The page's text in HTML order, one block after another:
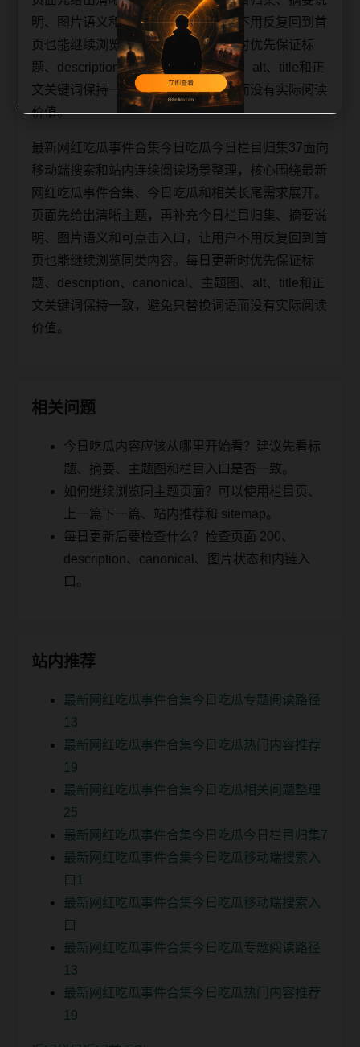
明、图片语义和可点击入口，让用户不用反复回到首
页也能继续浏览同类内容。每日更新时优先保证标
题、description、canonical、主题图、alt、title和正
文关键词保持一致，避免只替换词语而没有实际阅读
价值。
最新网红吃瓜事件合集今日吃瓜今日栏目归集37面向
移动端搜索和站内连续阅读场景整理，核心围绕最新
网红吃瓜事件合集、今日吃瓜和相关长尾需求展开。
页面先给出清晰主题，再补充今日栏目归集、摘要说
明、图片语义和可点击入口，让用户不用反复回到首
页也能继续浏览同类内容。每日更新时优先保证标
题、description、canonical、主题图、alt、title和正
文关键词保持一致，避免只替换词语而没有实际阅读
价值。
相关问题
今日吃瓜内容应该从哪里开始看？建议先看标
题、摘要、主题图和栏目入口是否一致。
如何继续浏览同主题页面？可以使用栏目页、
上一篇下一篇、站内推荐和 sitemap。
每日更新后要检查什么？检查页面 200、
description、canonical、图片状态和内链入
口。
站内推荐
最新网红吃瓜事件合集今日吃瓜专题阅读路径
13
最新网红吃瓜事件合集今日吃瓜热门内容推荐
19
最新网红吃瓜事件合集今日吃瓜相关问题整理
25
最新网红吃瓜事件合集今日吃瓜今日栏目归集7
最新网红吃瓜事件合集今日吃瓜移动端搜索入
口1
最新网红吃瓜事件合集今日吃瓜移动端搜索入
口
最新网红吃瓜事件合集今日吃瓜专题阅读路径
13
最新网红吃瓜事件合集今日吃瓜热门内容推荐
19